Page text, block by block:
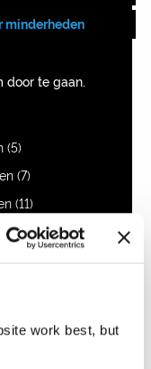
work best, but
minderheden
door te gaan.
(5)
(7)
(11)